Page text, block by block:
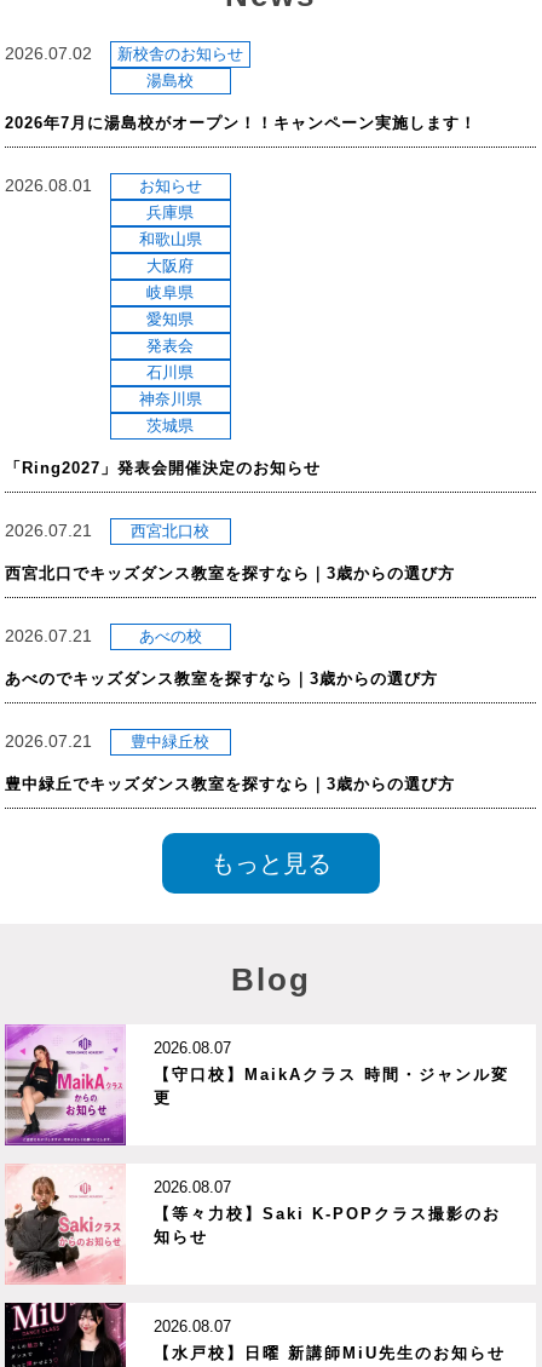
2026.07.02
新校舎のお知らせ
湯島校
2026年7月に湯島校がオープン！！キャンペーン実施します！
2026.08.01
お知らせ
兵庫県
和歌山県
大阪府
岐阜県
愛知県
発表会
石川県
神奈川県
茨城県
「Ring2027」発表会開催決定のお知らせ
2026.07.21 西宮北口校
西宮北口でキッズダンス教室を探すなら｜3歳からの選び方
2026.07.21 あべの校
あべのでキッズダンス教室を探すなら｜3歳からの選び方
2026.07.21 豊中緑丘校
豊中緑丘でキッズダンス教室を探すなら｜3歳からの選び方
もっと見る
Blog
2026.08.07
【守口校】MaikAクラス 時間・ジャンル変
更
2026.08.07
【等々力校】Saki K-POPクラス撮影のお
知らせ
2026.08.07
【水戸校】日曜 新講師MiU先生のお知らせ